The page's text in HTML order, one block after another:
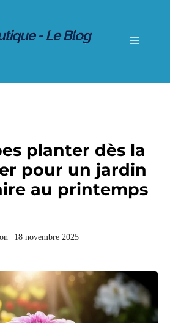
Menu
planter dès la
pour un jardin
au printemps
18 novembre 2025